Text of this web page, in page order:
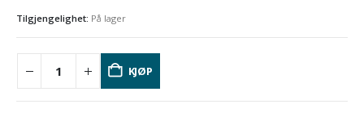
Tilgjengelighet: På lager
KJØP